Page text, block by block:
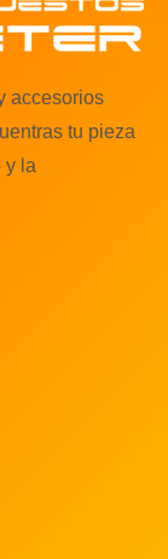
accesorios
tu pieza
y la